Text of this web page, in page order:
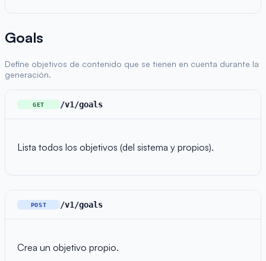
Goals
Define objetivos de contenido que se tienen en cuenta durante la
generación.
GET /v1/goals
Lista todos los objetivos (del sistema y propios).
POST /v1/goals
Crea un objetivo propio.